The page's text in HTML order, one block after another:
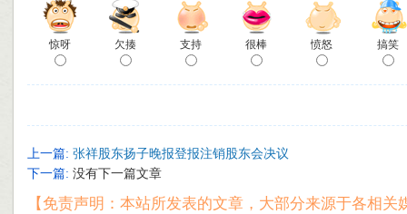
惊呀 欠揍 支持 很棒 愤怒 搞笑
上一篇: 张祥股东扬子晚报登报注销股东会决议
下一篇: 没有下一篇文章
【免责声明：本站所发表的文章，大部分来源于各相关